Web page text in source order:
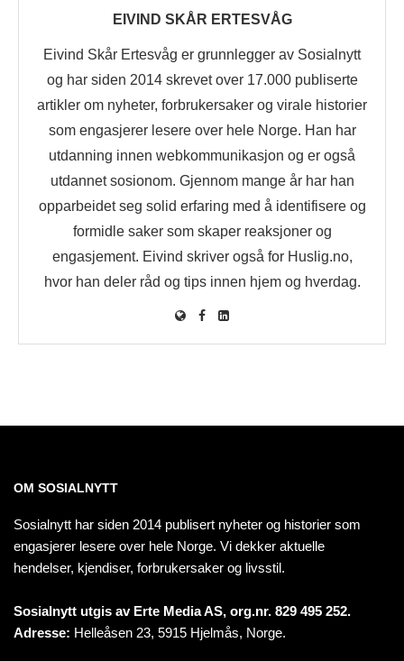
EIVIND SKÅR ERTESVÅG
Eivind Skår Ertesvåg er grunnlegger av Sosialnytt
og har siden 2014 skrevet over 17.000 publiserte
artikler om nyheter, forbrukersaker og virale historier
som engasjerer lesere over hele Norge. Han har
utdanning innen webkommunikasjon og er også
utdannet sosionom. Gjennom mange år har han
opparbeidet seg solid erfaring med å identifisere og
formidle saker som skaper reaksjoner og
engasjement. Eivind skriver også for Huslig.no,
hvor han deler råd og tips innen hjem og hverdag.
OM SOSIALNYTT
Sosialnytt har siden 2014 publisert nyheter og historier som
engasjerer lesere over hele Norge. Vi dekker aktuelle
hendelser, kjendiser, forbrukersaker og livsstil.
Sosialnytt utgis av Erte Media AS, org.nr. 829 495 252.
Adresse: Helleåsen 23, 5915 Hjelmås, Norge.